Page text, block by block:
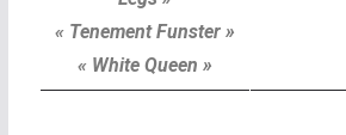
« Tenement Funster »
« White Queen »